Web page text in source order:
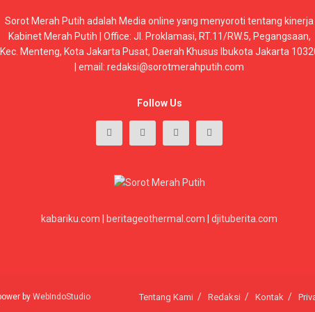
Sorot Merah Putih adalah Media online yang menyoroti tentang kinerja
Kabinet Merah Putih | Office: Jl. Proklamasi, RT.11/RW.5, Pegangsaan,
Kec. Menteng, Kota Jakarta Pusat, Daerah Khusus Ibukota Jakarta
| email: redaksi@sorotmerahputih.com
Follow Us
kabariku.com | beritageothermal.com | djituberita.com
Tentang Kami Redaksi Kontak
by WebIndoStudio